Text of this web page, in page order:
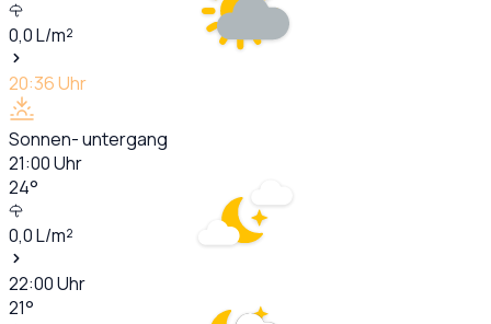
0,0L/m²
20:36Uhr
Sonnen- untergang
21:00Uhr
24°
0,0L/m²
22:00Uhr
21°